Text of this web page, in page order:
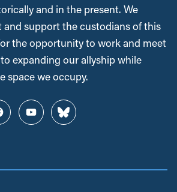
and in the present. We
and support the custodians of this
the opportunity to work and meet
expanding our allyship while
space we occupy.
YouTubeBluesky